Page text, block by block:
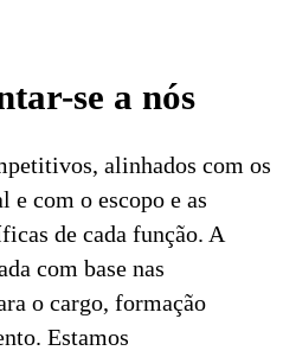
se a nós
alinhados com os
e com o escopo e as
de cada função. A
com base nas
o cargo, formação
Estamos